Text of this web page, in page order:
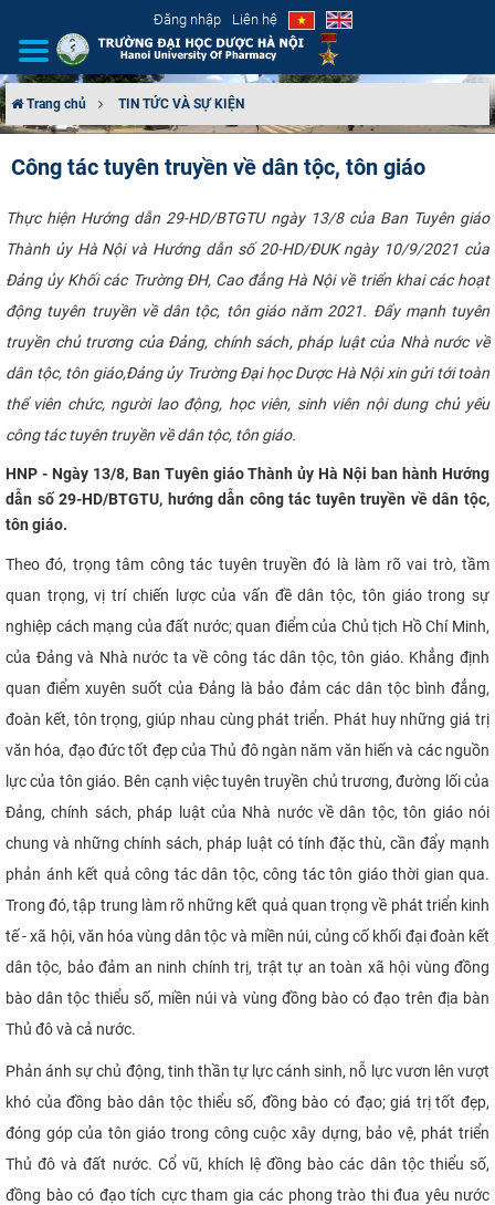
Đăng nhập Liên hệ
TUYỂN SINH
ĐÀO TẠO
ĐẢM BẢO CHẤT LƯỢNG
KHOA HỌC CÔNG NGHỆ
HTQT
CỰU NGƯỜI HỌC
Trang chủ TIN TỨC VÀ SỰ KIỆN
Công tác tuyên truyền về dân tộc, tôn giáo
Thực hiện Hướng dẫn 29-HD/BTGTU ngày 13/8 của Ban Tuyên giáo
Thành ủy Hà Nội và Hướng dẫn số 20-HD/ĐUK ngày 10/9/2021 của
Đảng ủy Khối các Trường ĐH, Cao đẳng Hà Nội về triển khai các hoạt
động tuyên truyền về dân tộc, tôn giáo năm 2021. Đẩy mạnh tuyên
truyền chủ trương của Đảng, chính sách, pháp luật của Nhà nước về
dân tộc, tôn giáo,Đảng ủy Trường Đại học Dược Hà Nội xin gửi tới toàn
thể viên chức, người lao động, học viên, sinh viên nội dung chủ yếu
công tác tuyên truyền về dân tộc, tôn giáo. ​
HNP - Ngày 13/8, Ban Tuyên giáo Thành ủy Hà Nội ban hành Hướng
dẫn số 29-HD/BTGTU, hướng dẫn công tác tuyên truyền về dân tộc,
tôn giáo.
Theo đó, trọng tâm công tác tuyên truyền đó là làm rõ vai trò, tầm
quan trọng, vị trí chiến lược của vấn đề dân tộc, tôn giáo trong sự
nghiệp cách mạng của đất nước; quan điểm của Chủ tịch Hồ Chí Minh,
của Đảng và Nhà nước ta về công tác dân tộc, tôn giáo. Khẳng định
quan điểm xuyên suốt của Đảng là bảo đảm các dân tộc bình đẳng,
đoàn kết, tôn trọng, giúp nhau cùng phát triển. Phát huy những giá trị
văn hóa, đạo đức tốt đẹp của Thủ đô ngàn năm văn hiến và các nguồn
lực của tôn giáo. Bên cạnh việc tuyên truyền chủ trương, đường lối của
Đảng, chính sách, pháp luật của Nhà nước về dân tộc, tôn giáo nói
chung và những chính sách, pháp luật có tính đặc thù, cần đẩy mạnh
phản ánh kết quả công tác dân tộc, công tác tôn giáo thời gian qua.
Trong đó, tập trung làm rõ những kết quả quan trọng về phát triển kinh
tế - xã hội, văn hóa vùng dân tộc và miền núi, củng cố khối đại đoàn kết
dân tộc, bảo đảm an ninh chính trị, trật tự an toàn xã hội vùng đồng
bào dân tộc thiểu số, miền núi và vùng đồng bào có đạo trên địa bàn
Thủ đô và cả nước.
Phản ánh sự chủ động, tinh thần tự lực cánh sinh, nỗ lực vươn lên vượt
khó của đồng bào dân tộc thiểu số, đồng bào có đạo; giá trị tốt đẹp,
đóng góp của tôn giáo trong công cuộc xây dựng, bảo vệ, phát triển
Thủ đô và đất nước. Cổ vũ, khích lệ đồng bào các dân tộc thiểu số,
đồng bào có đạo tích cực tham gia các phong trào thi đua yêu nước